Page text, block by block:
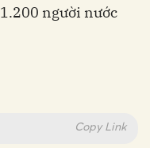
người nước
Copy Link